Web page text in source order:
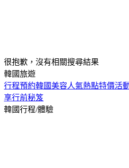
很抱歉，沒有相關搜尋結果
韓國旅遊
行程預約韓國美容人氣熱點特價活
享行前秘笈
韓國行程/體驗